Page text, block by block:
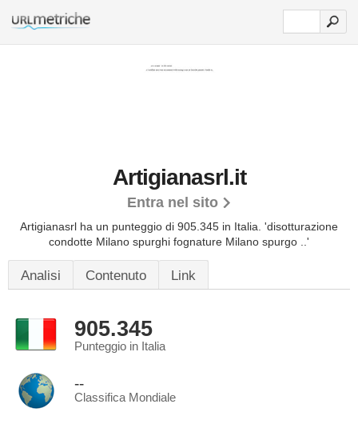
Artigianasrl.it
Entra nel sito
Artigianasrl ha un punteggio di 905.345 in Italia. 'disotturazione
condotte Milano spurghi fognature Milano spurgo ..'
Analisi Contenuto Link
905.345
Punteggio in Italia
--
Classifica Mondiale